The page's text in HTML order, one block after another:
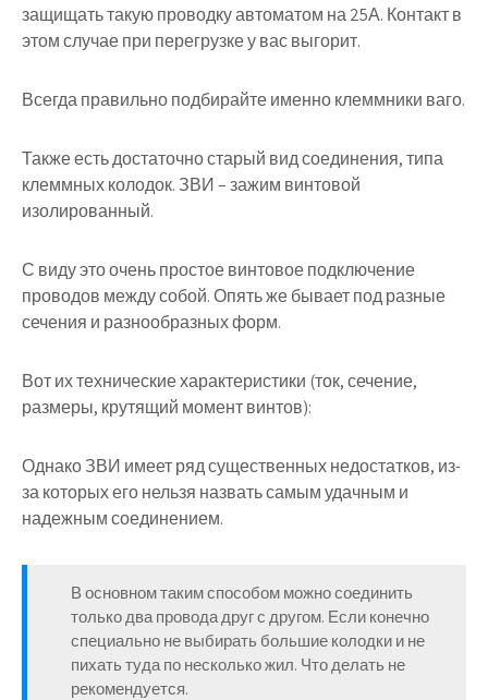
защищать такую проводку автоматом на 25А. Контакт в
этом случае при перегрузке у вас выгорит.
Всегда правильно подбирайте именно клеммники ваго.
Также есть достаточно старый вид соединения, типа
клеммных колодок. ЗВИ – зажим винтовой
изолированный.
С виду это очень простое винтовое подключение
проводов между собой. Опять же бывает под разные
сечения и разнообразных форм.
Вот их технические характеристики (ток, сечение,
размеры, крутящий момент винтов):
Однако ЗВИ имеет ряд существенных недостатков, из-
за которых его нельзя назвать самым удачным и
надежным соединением.
В основном таким способом можно соединить
только два провода друг с другом. Если конечно
специально не выбирать большие колодки и не
пихать туда по несколько жил. Что делать не
рекомендуется.